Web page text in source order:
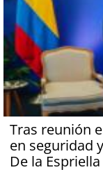
Tras reunión
en seguridad
De la Espriella